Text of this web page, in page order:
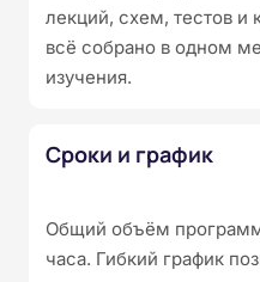
лекций, схем, тестов и
всё собрано в одном
изучения.
Сроки и график
Общий объём
часа. Гибкий график